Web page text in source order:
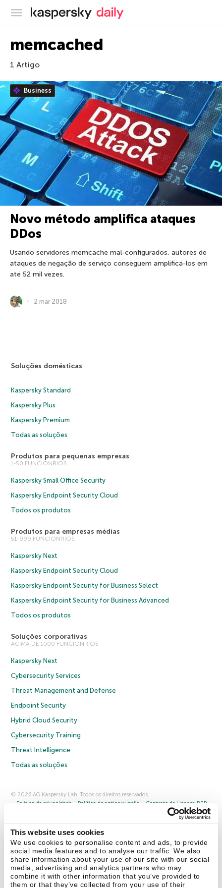
This website uses cookies
We use cookies to personalise content and ads, to provide
social media features and to analyse our traffic. We also
share information about your use of our site with our social
media, advertising and analytics partners who may
combine it with other information that you’ve provided to
them or that they’ve collected from your use of their
Blog oficial da Kaspersky
memcached
1 Artigo
Business
Novo método amplifica ataques
DDos
Usando servidores memcache mal-configurados, autores de
ataques de negação de serviço conseguem amplificá-los em
até 52 mil vezes.
2 mar 2018
Soluções domésticas
Kaspersky Standard
Kaspersky Plus
Kaspersky Premium
Todas as soluções
Produtos para pequenas empresas
1-50 FUNCIONRIOS
Kaspersky Small Office Security
Kaspersky Endpoint Security Cloud
Todos os produtos
Produtos para empresas médias
51-999 FUNCIONRIOS
Kaspersky Next
Kaspersky Endpoint Security Cloud
Kaspersky Endpoint Security for Business Select
Kaspersky Endpoint Security for Business Advanced
Todos os produtos
Soluções corporativas
ACIMA DE 1000 FUNCIONRIOS
Kaspersky Next
Cybersecurity Services
Threat Management and Defense
Endpoint Security
Hybrid Cloud Security
Cybersecurity Training
Threat Intelligence
Todas as soluções
© 2026 AO Kaspersky Lab. Todos os direitos reservados.
Política de privacidade
Política de anticorrupção
Contrato de Licença B2B
Cookies
Fale conosco Sobre a Kaspersky Parceiros
Comunicado à imprensa
Securelist Eugene Personal Blog